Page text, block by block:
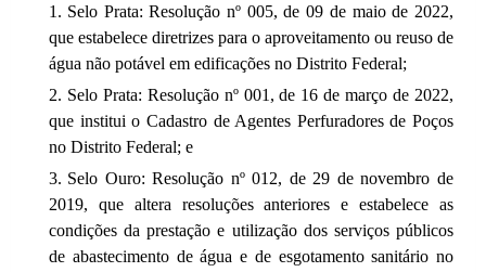
Selo Prata: Resolução nº 005, de 09 de maio de 2022,
que estabelece diretrizes para o aproveitamento ou reuso de
água não potável em edificações no Distrito Federal;
Selo Prata: Resolução nº 001, de 16 de março de 2022,
que institui o Cadastro de Agentes Perfuradores de Poços
no Distrito Federal; e
Selo Ouro: Resolução nº 012, de 29 de novembro de
2019, que altera resoluções anteriores e estabelece as
condições da prestação e utilização dos serviços públicos
de abastecimento de água e de esgotamento sanitário no